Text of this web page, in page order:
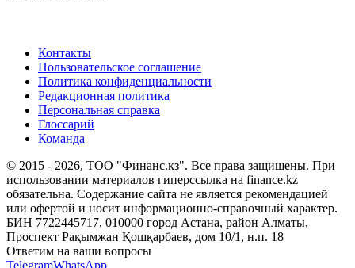
Контакты
Пользовательское соглашение
Политика конфиденциальности
Редакционная политика
Персональная справка
Глоссарий
Команда
© 2015 - 2026, ТОО "Финанс.кз". Все права защищены. При
использовании материалов гиперссылка на finance.kz
обязательна. Содержание сайта не является рекомендацией
или офертой и носит информационно-справочный характер.
БИН 7722445717, 010000 город Астана, район Алматы,
Проспект Рақымжан Қошқарбаев, дом 10/1, н.п. 18
Ответим на ваши вопросы
TelegramWhatsApp